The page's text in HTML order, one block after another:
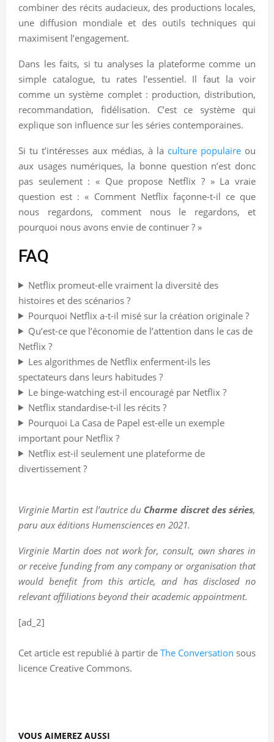
combiner des récits audacieux, des productions locales,
une diffusion mondiale et des outils techniques qui
maximisent l’engagement.
Dans les faits, si tu analyses la plateforme comme un
simple catalogue, tu rates l’essentiel. Il faut la voir
comme un système complet : production, distribution,
recommandation, fidélisation. C’est ce système qui
explique son influence sur les séries contemporaines.
Si tu t’intéresses aux médias, à la culture populaire ou
aux usages numériques, la bonne question n’est donc
pas seulement : « Que propose Netflix ? » La vraie
question est : « Comment Netflix façonne-t-il ce que
nous regardons, comment nous le regardons, et
pourquoi nous avons envie de continuer ? »
FAQ
Netflix promeut-elle vraiment la diversité des
histoires et des scénarios ?
Pourquoi Netflix a-t-il misé sur la création originale ?
Qu’est-ce que l’économie de l’attention dans le cas de
Netflix ?
Les algorithmes de Netflix enferment-ils les
spectateurs dans leurs habitudes ?
Le binge-watching est-il encouragé par Netflix ?
Netflix standardise-t-il les récits ?
Pourquoi La Casa de Papel est-elle un exemple
important pour Netflix ?
Netflix est-il seulement une plateforme de
divertissement ?
Virginie Martin est l’autrice du Charme discret des séries,
paru aux éditions Humensciences en 2021.
Virginie Martin does not work for, consult, own shares in
or receive funding from any company or organisation that
would benefit from this article, and has disclosed no
relevant affiliations beyond their academic appointment.
[ad_2]
Cet article est republié à partir de The Conversation sous
licence Creative Commons.
VOUS AIMEREZ AUSSI